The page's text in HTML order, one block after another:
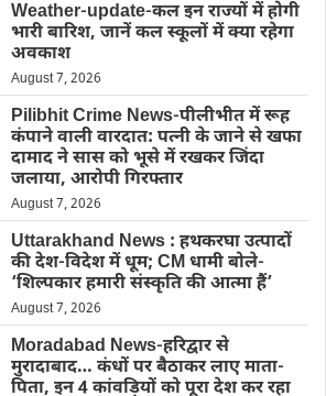
Weather-update-कल इन राज्यों में होगी
भारी बारिश, जानें कल स्कूलों में क्या रहेगा
अवकाश
August 7, 2026
Pilibhit Crime News-पीलीभीत में रूह
कंपाने वाली वारदात: पत्नी के जाने से खफा
दामाद ने सास को भूसे में रखकर जिंदा
जलाया, आरोपी गिरफ्तार
August 7, 2026
Uttarakhand News : हथकरघा उत्पादों
की देश-विदेश में धूम; CM धामी बोले-
‘शिल्पकार हमारी संस्कृति की आत्मा हैं’
August 7, 2026
Moradabad News-हरिद्वार से
मुरादाबाद… कंधों पर बैठाकर लाए माता-
पिता, इन 4 कांवड़ियों को पूरा देश कर रहा